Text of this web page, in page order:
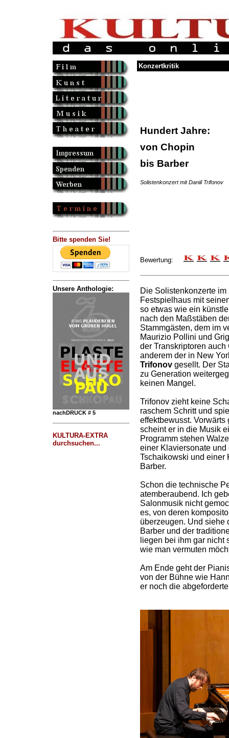
Bitte spenden Sie!
Unsere Anthologie:
nachDRUCK # 5
KULTURA-EXTRA
durchsuchen...
Konzertkritik
Hundert Jahre:
von Chopin
bis Barber
Solistenkonzert mit Daniil Trifonov
Bewertung:
Die Solistenkonzerte
Festspielhaus mit
so etwas wie ein
nach den Maßstäben
Stammgästen, dem im
Maurizio Pollini und
der Transkriptoren
anderem der in New
Trifonovgesellt. Der
zu Generation
keinen Mangel.
Trifonov zieht keine
raschem Schritt und
effektbewusst. Vorwärts
scheint er in die Musik
Programm stehen
einer Klaviersonate
Tschaikowski und einer
Barber.
Schon die technische
atemberaubend. Ich
Salonmusik nicht
es, von deren
überzeugen. Und siehe
Barber und der
liegen bei ihm gar nicht
wie man vermuten
Am Ende geht der
von der Bühne wie
er noch die